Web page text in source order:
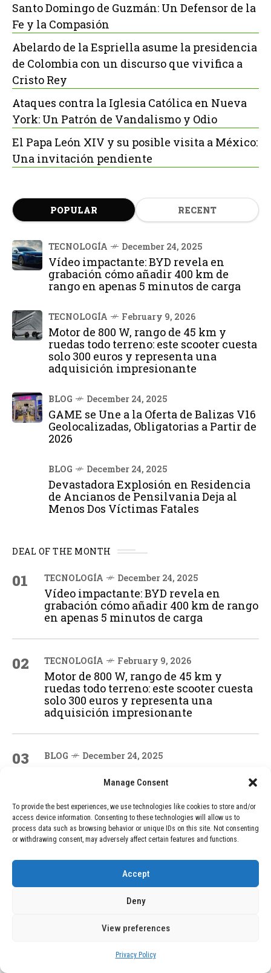
Manage Consent
To provide the best experiences, we use technologies like cookies to store and/or
access device information. Consenting to these technologies will allow us to
process data such as browsing behavior or unique IDs on this site. Not consenting
or withdrawing consent, may adversely affect certain features and functions.
Accept
Deny
View preferences
Privacy Policy
Santo Domingo de Guzmán: Un Defensor de la
Fe y la Compasión
Abelardo de la Espriella asume la presidencia
de Colombia con un discurso que vivifica a
Cristo Rey
Ataques contra la Iglesia Católica en Nueva
York: Un Patrón de Vandalismo y Odio
El Papa León XIV y su posible visita a México:
Una invitación pendiente
POPULAR RECENT
TECNOLOGÍA December 24, 2025
Vídeo impactante: BYD revela en
grabación cómo añadir 400 km de
rango en apenas 5 minutos de carga
TECNOLOGÍA February 9, 2026
Motor de 800 W, rango de 45 km y
ruedas todo terreno: este scooter cuesta
solo 300 euros y representa una
adquisición impresionante
BLOG December 24, 2025
GAME se Une a la Oferta de Balizas V16
Geolocalizadas, Obligatorias a Partir de
2026
BLOG December 24, 2025
Devastadora Explosión en Residencia
de Ancianos de Pensilvania Deja al
Menos Dos Víctimas Fatales
DEAL OF THE MONTH
01 TECNOLOGÍA December 24, 2025
Vídeo impactante: BYD revela en
grabación cómo añadir 400 km de rango
en apenas 5 minutos de carga
02 TECNOLOGÍA February 9, 2026
Motor de 800 W, rango de 45 km y
ruedas todo terreno: este scooter cuesta
solo 300 euros y representa una
adquisición impresionante
03 BLOG December 24, 2025
Geolocalizadas, Obligatorias a Partir de
04 BLOG December 24, 2025
Menos Dos Víctimas Fatales